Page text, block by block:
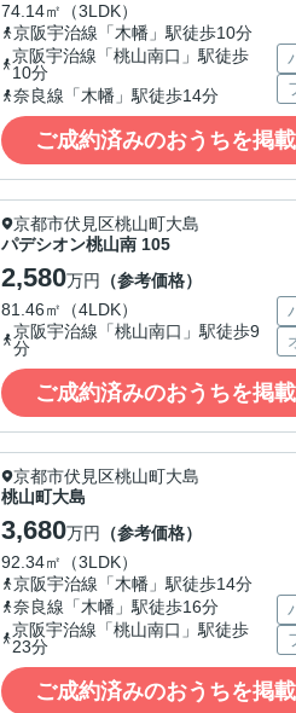
74.14㎡（3LDK）
京阪宇治線「木幡」駅徒歩10分
京阪宇治線「桃山南口」駅徒歩
10分
奈良線「木幡」駅徒歩14分
ご成約済みのおうちを掲
京都市伏見区桃山町大島
パデシオン桃山南 105
2,580万円
（参考価格）
81.46㎡（4LDK）
京阪宇治線「桃山南口」駅徒歩9
分
ご成約済みのおうちを掲
京都市伏見区桃山町大島
桃山町大島
3,680万円
（参考価格）
92.34㎡（3LDK）
京阪宇治線「木幡」駅徒歩14分
奈良線「木幡」駅徒歩16分
京阪宇治線「桃山南口」駅徒歩
23分
ご成約済みのおうちを掲